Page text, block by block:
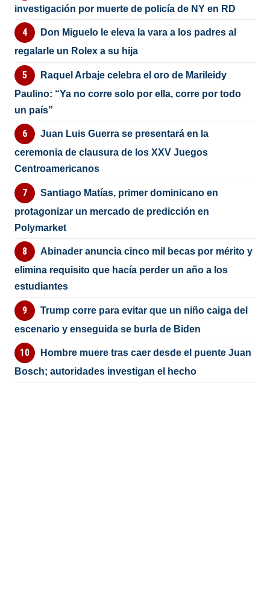
investigación por muerte de policía de NY en RD
Don Miguelo le eleva la vara a los padres al
regalarle un Rolex a su hija
Raquel Arbaje celebra el oro de Marileidy
Paulino: “Ya no corre solo por ella, corre por todo
un país”
Juan Luis Guerra se presentará en la
ceremonia de clausura de los XXV Juegos
Centroamericanos
Santiago Matías, primer dominicano en
protagonizar un mercado de predicción en
Polymarket
Abinader anuncia cinco mil becas por mérito y
elimina requisito que hacía perder un año a los
estudiantes
Trump corre para evitar que un niño caiga del
escenario y enseguida se burla de Biden
Hombre muere tras caer desde el puente Juan
Bosch; autoridades investigan el hecho